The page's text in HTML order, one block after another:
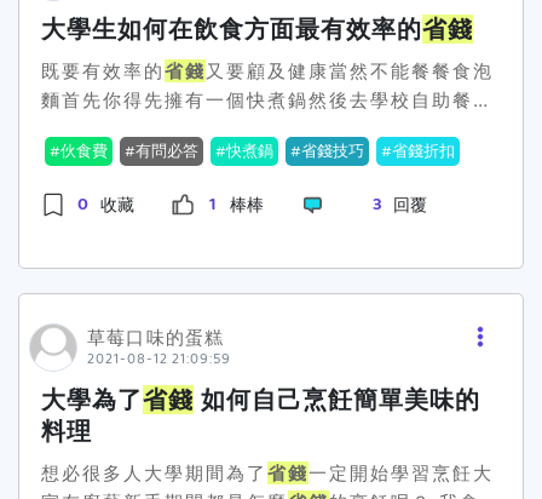
大學生如何在飲食方面最有效率的省錢
既要有效率的省錢 又要顧及健康當然不能餐餐食泡
麵首先你得先擁有一個快煮鍋然後去學校自助餐買
去市場買生肉回來以清水燒燙煮（市場某些攤位價
格較便宜）最後 用快煮鍋煮一鍋蛋花湯既可以喝湯
又有吃到蛋算一算一人份一餐大概可以控制在50元
伙食費 有問必答 快煮鍋 省錢技巧 省錢折扣
0 收藏 1 棒棒 3 回覆
草莓口味的蛋糕
2021-08-12 21:09:59
大學為了省錢 如何自己烹飪簡單美味的
料理
想必很多人大學期間為了 省錢一定開始學習烹飪大